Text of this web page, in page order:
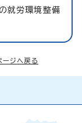
就労環境整備
ージへ戻る